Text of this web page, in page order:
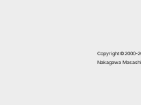
Copyright©2000-
Nakagawa